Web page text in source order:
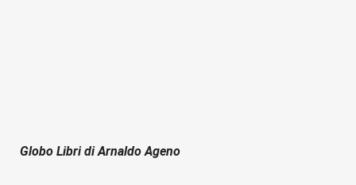
Globo Libri di Arnaldo Ageno